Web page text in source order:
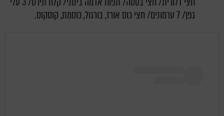
גפן/ 7 ערמונים/ חצי כוס אורז, בורגול, כוסמת, קוסקוס.